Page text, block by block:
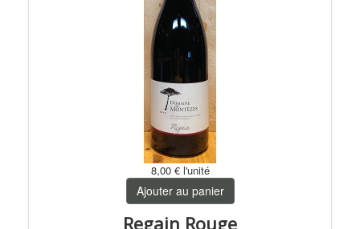
8,00 € l'unité
Ajouter au panier
Regain Rouge